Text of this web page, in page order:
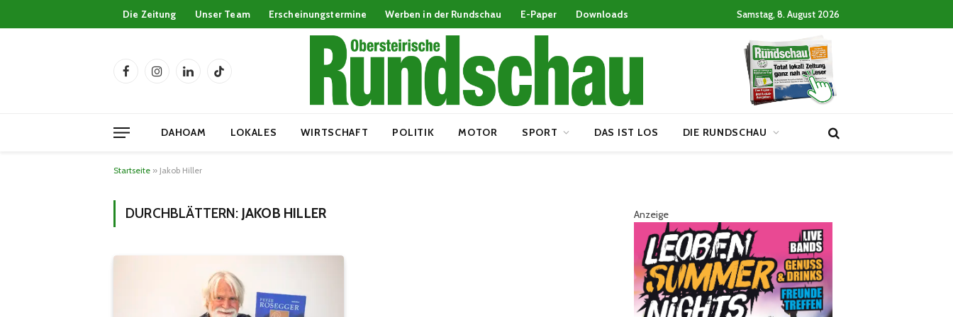
Die Zeitung Unser Team Erscheinungstermine Werben in der Rundschau E-Paper Downloads Samstag, 8. August 2026
FacebookInstagramLinkedInTikTok
DAHOAM LOKALES WIRTSCHAFT POLITIK MOTOR SPORT DAS IST LOS DIE RUNDSCHAU
Startseite » Jakob Hiller
DURCHBLÄTTERN: JAKOB HILLER Anzeige